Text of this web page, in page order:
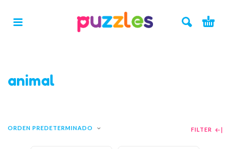
animal
ORDEN PREDETERMINADO FILTER